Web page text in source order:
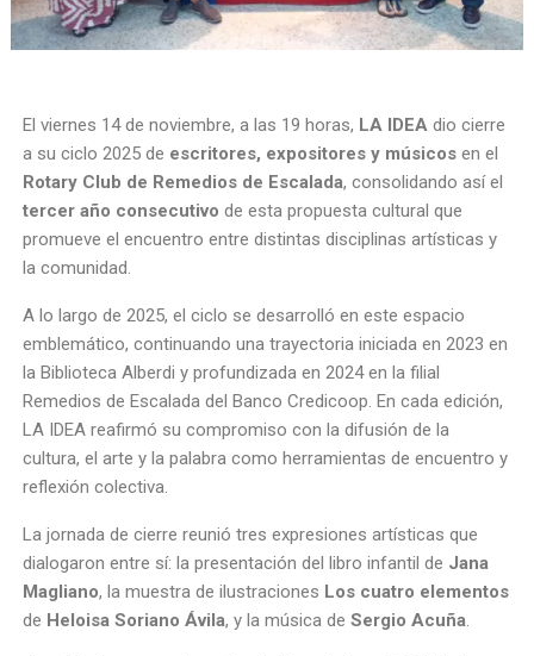
El viernes 14 de noviembre, a las 19 horas, LA IDEA dio cierre
a su ciclo 2025 de escritores, expositores y músicos en el
Rotary Club de Remedios de Escalada, consolidando así el
tercer año consecutivo de esta propuesta cultural que
promueve el encuentro entre distintas disciplinas artísticas y
la comunidad.
A lo largo de 2025, el ciclo se desarrolló en este espacio
emblemático, continuando una trayectoria iniciada en 2023 en
la Biblioteca Alberdi y profundizada en 2024 en la filial
Remedios de Escalada del Banco Credicoop. En cada edición,
LA IDEA reafirmó su compromiso con la difusión de la
cultura, el arte y la palabra como herramientas de encuentro y
reflexión colectiva.
La jornada de cierre reunió tres expresiones artísticas que
dialogaron entre sí: la presentación del libro infantil de Jana
Magliano, la muestra de ilustraciones Los cuatro elementos
de Heloisa Soriano Ávila, y la música deSergio Acuña.